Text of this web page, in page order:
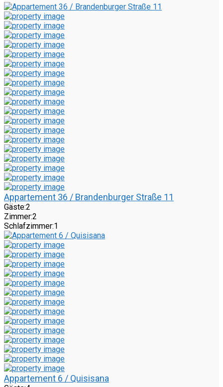
Appartement 36 / Brandenburger Straße 11
Gäste:2
Zimmer:2
Schlafzimmer:1
Appartement 6 / Quisisana